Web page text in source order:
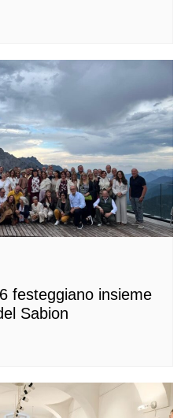
festeggiano insieme
Sabion